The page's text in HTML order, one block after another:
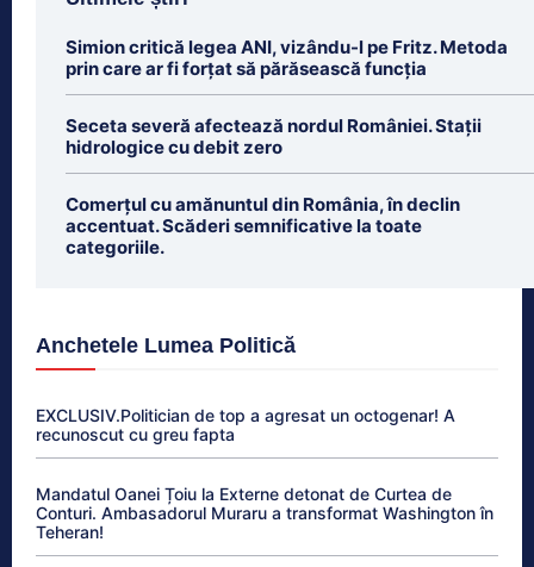
Simion critică legea ANI, vizându-l pe Fritz. Metoda
prin care ar fi forțat să părăsească funcția
Seceta severă afectează nordul României. Stații
hidrologice cu debit zero
Comerțul cu amănuntul din România, în declin
accentuat. Scăderi semnificative la toate
categoriile.
Anchetele Lumea Politică
EXCLUSIV.Politician de top a agresat un octogenar! A
recunoscut cu greu fapta
Mandatul Oanei Țoiu la Externe detonat de Curtea de
Conturi. Ambasadorul Muraru a transformat Washington în
Teheran!